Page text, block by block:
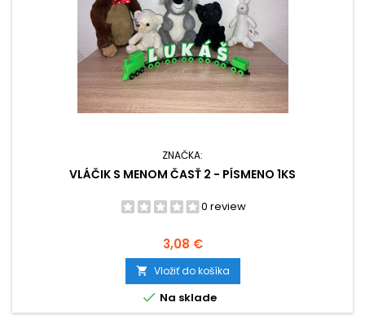
ZNAČKA:
VLÁČIK S MENOM ČASŤ 2 - PÍSMENO 1KS
0 review
Cena
3,08 €
 Vložiť do košíka
 Na sklade